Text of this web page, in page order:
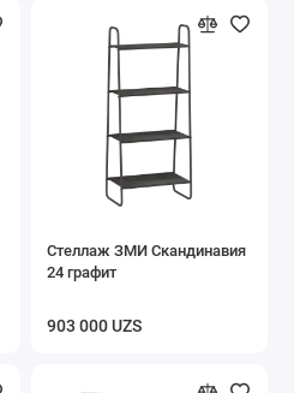
Стеллаж ЗМИ Скандинавия
24 графит
903 000 UZS